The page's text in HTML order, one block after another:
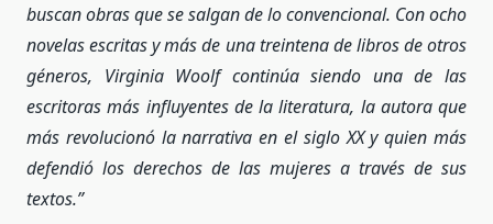
buscan obras que se salgan de lo convencional. Con ocho
novelas escritas y más de una treintena de libros de otros
géneros, Virginia Woolf continúa siendo una de las
escritoras más influyentes de la literatura, la autora que
más revolucionó la narrativa en el siglo XX y quien más
defendió los derechos de las mujeres a través de sus
textos.”